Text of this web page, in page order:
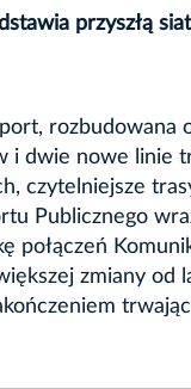
przyszłą
rozbudowana
i dwie nowe linie
czytelniejsze
Publicznego
połączeń
zmiany od